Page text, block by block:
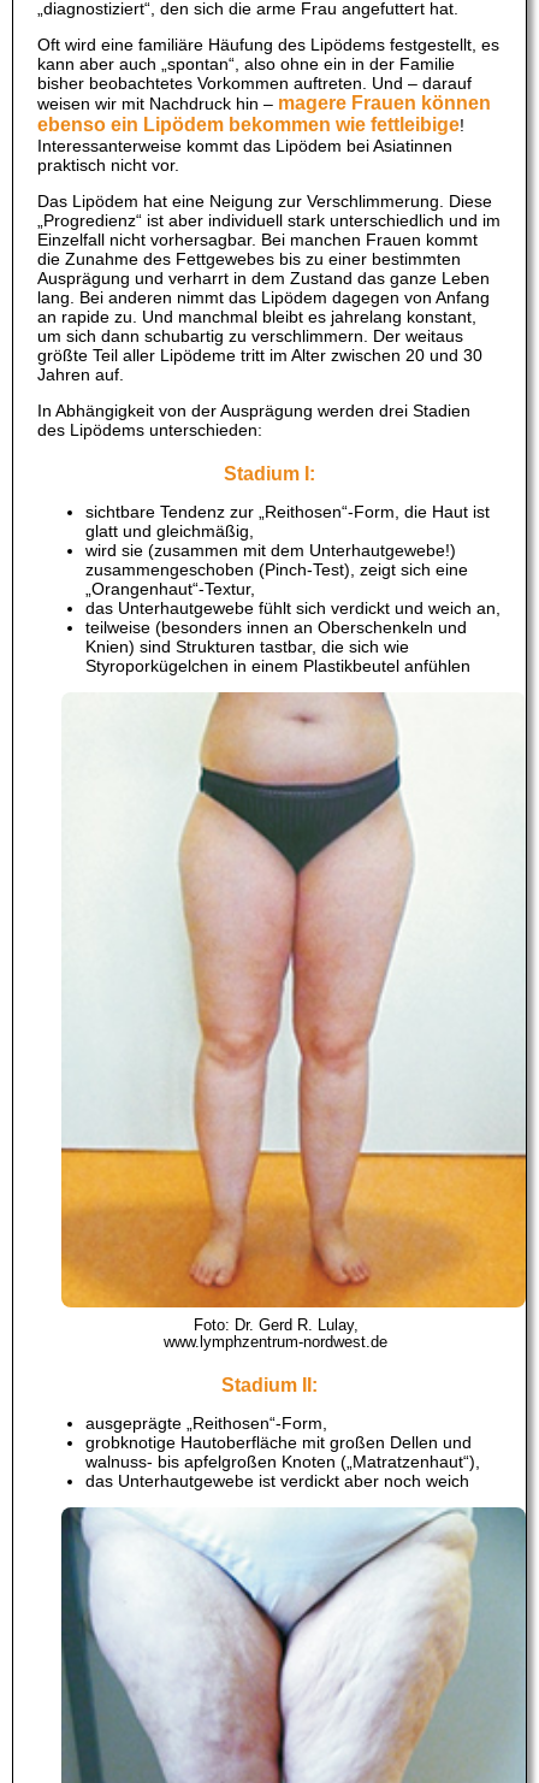
„diagnostiziert“, den sich die arme Frau angefuttert hat.
Oft wird eine familiäre Häufung des Lipödems festgestellt, es
kann aber auch „spontan“, also ohne ein in der Familie
bisher beobachtetes Vorkommen auftreten. Und – darauf
weisen wir mit Nachdruck hin – magere Frauen können
ebenso ein Lipödem bekommen wie fettleibige!
Interessanterweise kommt das Lipödem bei Asiatinnen
praktisch nicht vor.
Das Lipödem hat eine Neigung zur Verschlimmerung. Diese
„Progredienz“ ist aber individuell stark unterschiedlich und im
Einzelfall nicht vorhersagbar. Bei manchen Frauen kommt
die Zunahme des Fettgewebes bis zu einer bestimmten
Ausprägung und verharrt in dem Zustand das ganze Leben
lang. Bei anderen nimmt das Lipödem dagegen von Anfang
an rapide zu. Und manchmal bleibt es jahrelang konstant,
um sich dann schubartig zu verschlimmern. Der weitaus
größte Teil aller Lipödeme tritt im Alter zwischen 20 und 30
Jahren auf.
In Abhängigkeit von der Ausprägung werden drei Stadien
des Lipödems unterschieden:
Stadium I:
sichtbare Tendenz zur „Reithosen“-Form, die Haut ist
glatt und gleichmäßig,
wird sie (zusammen mit dem Unterhautgewebe!)
zusammengeschoben (Pinch-Test), zeigt sich eine
„Orangenhaut“-Textur,
das Unterhautgewebe fühlt sich verdickt und weich an,
teilweise (besonders innen an Oberschenkeln und
Knien) sind Strukturen tastbar, die sich wie
Styroporkügelchen in einem Plastikbeutel anfühlen
Foto: Dr. Gerd R. Lulay,
www.lymphzentrum-nordwest.de
Stadium II:
ausgeprägte „Reithosen“-Form,
grobknotige Hautoberfläche mit großen Dellen und
walnuss- bis apfelgroßen Knoten („Matratzenhaut“),
das Unterhautgewebe ist verdickt aber noch weich